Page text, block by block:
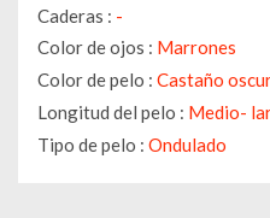
Caderas : -
Color de ojos : Marrones
Color de pelo : Castaño
Longitud del pelo : Medio-
Tipo de pelo : Ondulado